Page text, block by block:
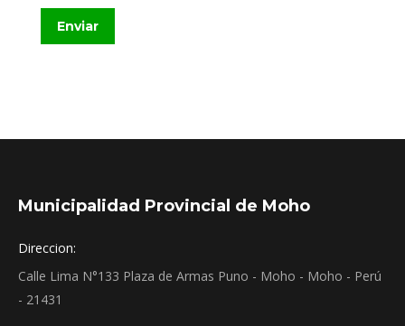
Enviar
Municipalidad Provincial de Moho
Direccion:
Calle Lima N°133 Plaza de Armas Puno - Moho - Moho - Perú
- 21431